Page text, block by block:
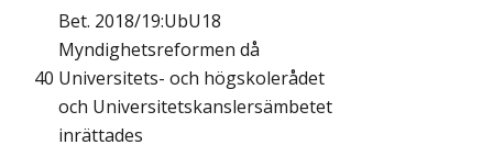
40
Bet. 2018/19:UbU18
Myndighetsreformen då
Universitets- och högskolerådet
och Universitetskanslersämbetet
inrättades